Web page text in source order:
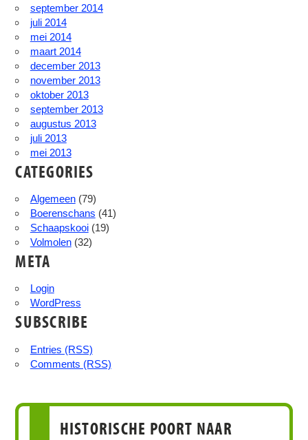
september 2014
juli 2014
mei 2014
maart 2014
december 2013
november 2013
oktober 2013
september 2013
augustus 2013
juli 2013
mei 2013
CATEGORIES
Algemeen(79)
Boerenschans (41)
Schaapskooi(19)
Volmolen(32)
META
Login
WordPress
SUBSCRIBE
Entries (RSS)
Comments (RSS)
HISTORISCHE POORT NAAR